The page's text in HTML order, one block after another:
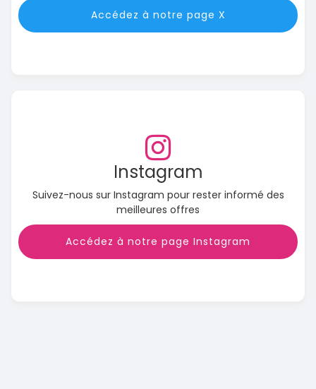
Accédez à notre page X
Instagram
Suivez-nous sur Instagram pour rester informé des
meilleures offres
Accédez à notre page Instagram